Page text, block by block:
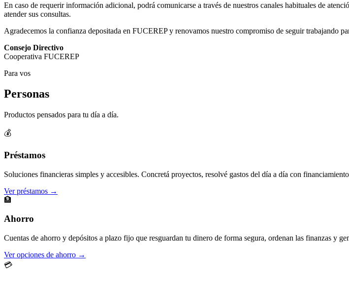
En caso de requerir información adicional, podrá comunicarse a través de nuestros canales habituales de
atender sus consultas.
Agradecemos la confianza depositada en FUCEREP y renovamos nuestro compromiso de seguir trabajando
Consejo Directivo
Cooperativa FUCEREP
Para vos
Personas
Productos pensados para tu día a día.
💰
Préstamos
Soluciones financieras simples y accesibles. Concretá proyectos, resolvé gastos del día a día con
Ver préstamos →
🏦
Ahorro
Cuentas de ahorro y depósitos a plazo fijo que resguardan tu dinero de forma segura, ordenan las finanzas y
Ver opciones de ahorro →
💳